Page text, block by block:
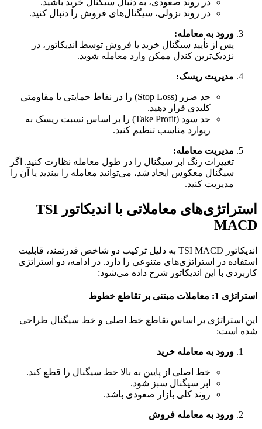
در روند صعودی، به دنبال سیگنال خرید باشید.
در روند نزولی، سیگنال‌های فروش را دنبال کنید.
ورود به معامله:
پس از تأیید سیگنال خرید یا فروش توسط اندیکاتور، در
نزدیک‌ترین کندل ممکن وارد معامله شوید.
مدیریت ریسک:
حد ضرر (Stop Loss) را در نقاط حمایتی یا مقاومتی
کلیدی قرار دهید.
حد سود (Take Profit) را بر اساس نسبت ریسک به
ریوارد مناسب تنظیم کنید.
مدیریت معامله:
تغییرات رنگ ابر سیگنال را در طول معامله نظارت کنید. اگر
سیگنال معکوس ایجاد شد، می‌توانید معامله را ببندید یا آن را
مدیریت کنید.
استراتژی‌های معاملاتی با اندیکاتور TSI
MACD
اندیکاتور TSI MACD به دلیل ترکیب دو شاخص قدرتمند، قابلیت
استفاده در استراتژی‌های متنوعی را دارد. در ادامه، دو استراتژی
کاربردی با این اندیکاتور شرح داده می‌شود:
استراتژی 1: معاملات مبتنی بر تقاطع خطوط
این استراتژی بر اساس تقاطع خط اصلی و خط سیگنال طراحی
شده است:
ورود به معامله خرید
خط اصلی از پایین به بالا خط سیگنال را قطع کند.
ابر سیگنال سبز شود.
روند کلی بازار صعودی باشد.
ورود به معامله فروش